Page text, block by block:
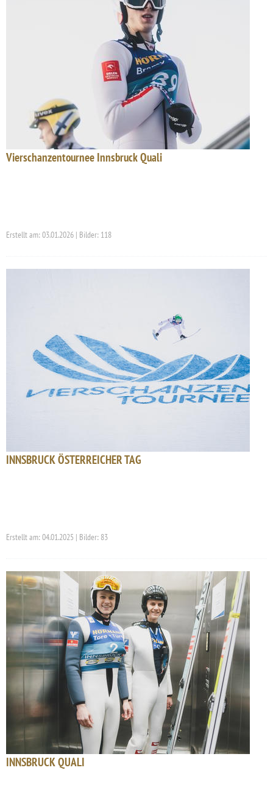
Vierschanzentournee Innsbruck Quali
Erstellt am: 03.01.2026 | Bilder: 118
INNSBRUCK ÖSTERREICHER TAG
Erstellt am: 04.01.2025 | Bilder: 83
INNSBRUCK QUALI